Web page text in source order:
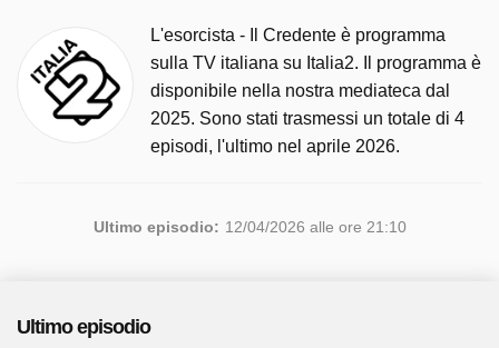
L'esorcista - Il Credente è programma
sulla TV italiana su Italia2. Il programma è
disponibile nella nostra mediateca dal
2025. Sono stati trasmessi un totale di 4
episodi, l'ultimo nel aprile 2026.
Ultimo episodio: 12/04/2026 alle ore 21:10
Ultimo episodio